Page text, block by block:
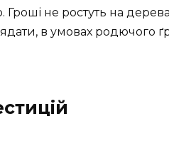
Гроші не ростуть на
в умовах родючого